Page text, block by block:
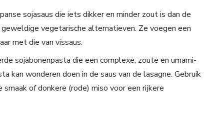
sojasaus die iets dikker en minder zout is dan de
vegetarische alternatieven. Ze voegen een
met die van vissaus.
sojabonenpasta die een complexe, zoute en umami-
kan wonderen doen in de saus van de lasagne. Gebruik
of donkere (rode) miso voor een rijkere